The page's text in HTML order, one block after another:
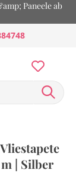
Paneele ab
| Silber